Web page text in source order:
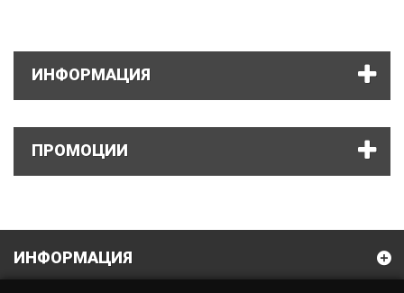
ИНФОРМАЦИЯ
ПРОМОЦИИ
ИНФОРМАЦИЯ